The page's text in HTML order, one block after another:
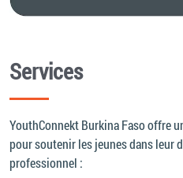
Services
YouthConnekt Burkina Faso offre
pour soutenir les jeunes dans leur
professionnel :